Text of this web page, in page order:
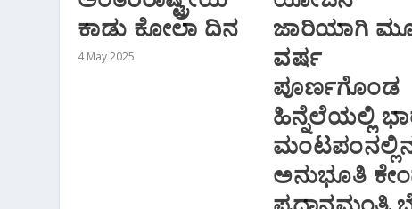
ಕಾಡು ಕೋಲಾ ದಿನ
4 May 2025
ಜಾರಿಯಾಗಿ
ವರ್ಷ
ಪೂರ್ಣಗೊಂಡ
ಹಿನ್ನೆಲೆಯಲ್ಲಿ
ಅನುಭೂತಿ